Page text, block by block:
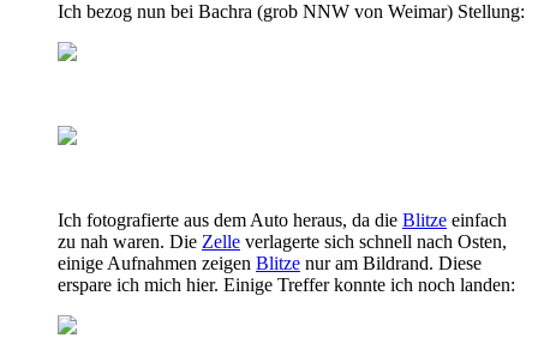
Ich bezog nun bei Bachra (grob NNW von Weimar) Stellung:
Ich fotografierte aus dem Auto heraus, da die Blitze einfach
zu nah waren. Die Zelle verlagerte sich schnell nach Osten,
einige Aufnahmen zeigen Blitze nur am Bildrand. Diese
erspare ich mich hier. Einige Treffer konnte ich noch landen: